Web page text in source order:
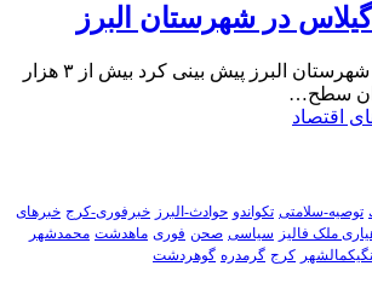
در شهرستان البرز
مدیر جهاد کشاورزی شهرستان البرز پیش بینی کرد بیش از ۳ هزار
سطح…
اقتصاد
توصیه-سلامتی تکواندو حوادث-البرز خبرفوری-کرج خبرهای
ملک فالیز سیاسی صحن فوری ماهدشت محمدشهر
کرج گرمدره گوهردشت